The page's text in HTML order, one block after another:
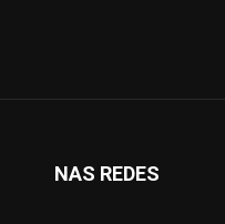
NAS REDES